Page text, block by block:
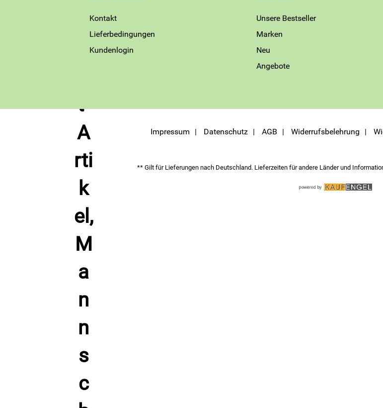
Kontakt
Lieferbedingungen
Kundenlogin
Unsere Bestseller
Marken
Neu
Angebote
Impressum Datenschutz AGB Widerrufsbelehrung
** Gilt für Lieferungen nach Deutschland. Lieferzeiten für andere Länder und